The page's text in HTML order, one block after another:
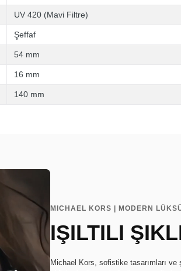
UV 420 (Mavi Filtre)
Şeffaf
54 mm
16 mm
140 mm
MICHAEL KORS | MODERN
IŞILTILI
Michael Kors, sofistike tasarımları ve